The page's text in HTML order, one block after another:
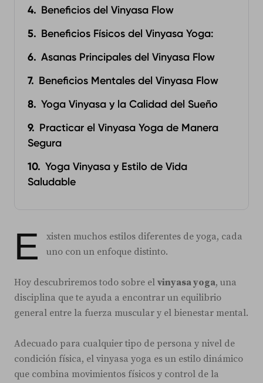
Beneficios del Vinyasa Flow
Beneficios Físicos del Vinyasa Yoga:‍
Asanas Principales del Vinyasa Flow
Beneficios Mentales del Vinyasa Flow
Yoga Vinyasa y la Calidad del Sueño
Practicar el Vinyasa Yoga de Manera
Segura
Yoga Vinyasa y Estilo de Vida
Saludable
E
xisten muchos estilos diferentes de yoga, cada
uno con un enfoque distinto.
Hoy descubriremos todo sobre el vinyasa yoga, una
disciplina que te ayuda a encontrar un equilibrio
general entre la fuerza muscular y el bienestar mental.
Adecuado para cualquier tipo de persona y nivel de
condición física, el vinyasa yoga es un estilo dinámico
que combina movimientos físicos y control de la